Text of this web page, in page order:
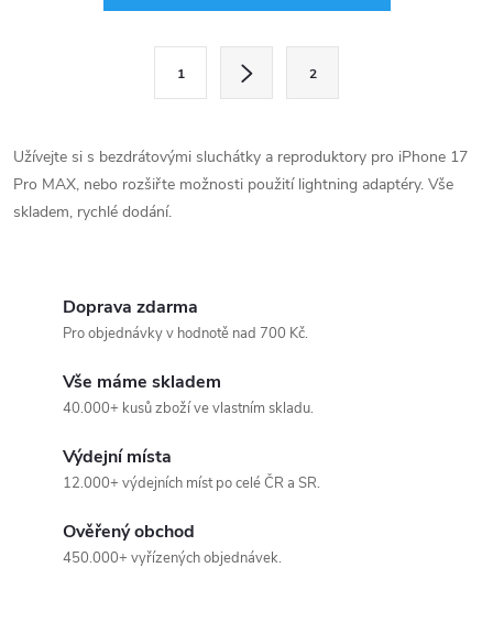
d
a
á
n
k
1 2
Užívejte si s bezdrátovými sluchátky a reproduktory pro iPhone 17
Pro MAX, nebo rozšiřte možnosti použití lightning adaptéry. Vše
skladem, rychlé dodání.
Doprava zdarma
Pro objednávky v hodnotě nad 700 Kč.
Vše máme skladem
40.000+ kusů zboží ve vlastním skladu.
Výdejní místa
12.000+ výdejních míst po celé ČR a SR.
Ověřený obchod
450.000+ vyřízených objednávek.